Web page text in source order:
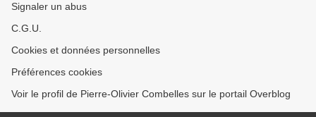
Signaler un abus
C.G.U.
Cookies et données personnelles
Préférences cookies
Voir le profil de Pierre-Olivier Combelles sur le portail Overblog